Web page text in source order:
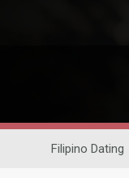
Filipino Dating